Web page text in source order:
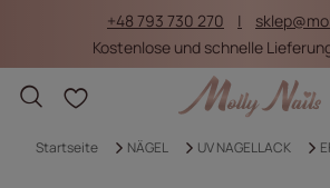
+48 793 730 270
Kostenlose und schnelle
Einkaufslisten
Startseite NÄGEL UV NAGELLACK